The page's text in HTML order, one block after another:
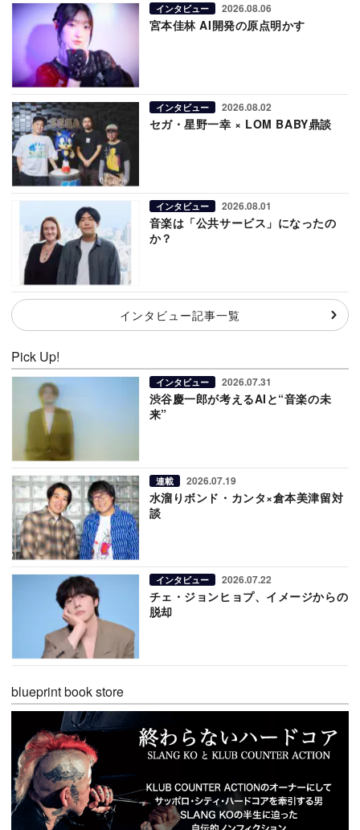
インタビュー 2026.08.06
宮本佳林 AI開発の原点明かす
インタビュー 2026.08.02
セガ・星野一幸 × LOM BABY鼎談
インタビュー 2026.08.01
音楽は「公共サービス」になったの
か？
インタビュー記事一覧
Pick Up!
インタビュー 2026.07.31
渋谷慶一郎が考えるAIと“音楽の未
来”
連載 2026.07.19
水溜りボンド・カンタ×倉本美津留対
談
インタビュー 2026.07.22
チェ・ジョンヒョプ、イメージからの
脱却
blueprint book store